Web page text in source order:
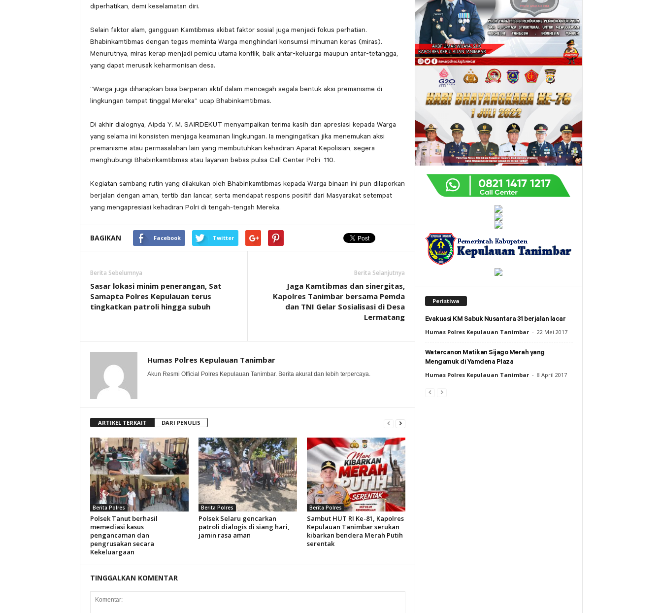
diperhatikan, demi keselamatan diri.
Selain faktor alam, gangguan Kamtibmas akibat faktor sosial juga menjadi fokus perhatian.
Bhabinkamtibmas dengan tegas meminta Warga menghindari konsumsi minuman keras (miras).
Menurutnya, miras kerap menjadi pemicu utama konflik, baik antar-keluarga maupun antar-tetangga,
yang dapat merusak keharmonisan desa.
“Warga juga diharapkan bisa berperan aktif dalam mencegah segala bentuk aksi premanisme di
lingkungan tempat tinggal Mereka” ucap Bhabinkamtibmas.
Di akhir dialognya, Aipda Y. M. SAIRDEKUT menyampaikan terima kasih dan apresiasi kepada Warga
yang selama ini konsisten menjaga keamanan lingkungan. Ia mengingatkan jika menemukan aksi
premanisme atau permasalahan lain yang membutuhkan kehadiran Aparat Kepolisian, segera
menghubungi Bhabinkamtibmas atau layanan bebas pulsa Call Center Polri 110.
Kegiatan sambang rutin yang dilakukan oleh Bhabinkamtibmas kepada Warga binaan ini pun dilaporkan
berjalan dengan aman, tertib dan lancar, serta mendapat respons positif dari Masyarakat setempat
yang mengapresiasi kehadiran Polri di tengah-tengah Mereka.
BAGIKAN Facebook Twitter
Berita Sebelumnya
Sasar lokasi minim penerangan, Sat
Samapta Polres Kepulauan terus
tingkatkan patroli hingga subuh
Berita Selanjutnya
Jaga Kamtibmas dan sinergitas,
Kapolres Tanimbar bersama Pemda
dan TNI Gelar Sosialisasi di Desa
Lermatang
Humas Polres Kepulauan Tanimbar
Akun Resmi Official Polres Kepulauan Tanimbar. Berita akurat dan lebih terpercaya.
ARTIKEL TERKAIT DARI PENULIS
Berita Polres
Polsek Tanut berhasil
memediasi kasus
pengancaman dan
pengrusakan secara
Kekeluargaan
Berita Polres
Polsek Selaru gencarkan
patroli dialogis di siang hari,
jamin rasa aman
Berita Polres
Sambut HUT RI Ke-81, Kapolres
Kepulauan Tanimbar serukan
kibarkan bendera Merah Putih
serentak
TINGGALKAN KOMENTAR
Peristiwa
Evakuasi KM Sabuk Nusantara 31 berjalan lacar
Humas Polres Kepulauan Tanimbar - 22 Mei 2017
Watercanon Matikan Sijago Merah yang
Mengamuk di Yamdena Plaza
Humas Polres Kepulauan Tanimbar - 8 April 2017